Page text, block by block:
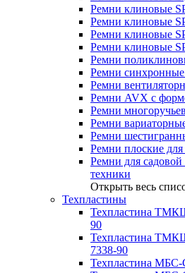
Ремни клиновые
Ремни клиновые
Ремни клиновые
Ремни клиновые
Ремни
Ремни
Ремни
Ремни AVX с
Ремни
Ремни
Ремни
Ремни плоские для
Ремни для
техники
Открыть весь
Техпластины
Техпластина
90
Техпластина
7338-90
Техпластина